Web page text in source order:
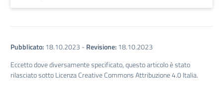
Pubblicato:18.10.2023 -Revisione:18.10.2023
Eccetto dove diversamente specificato, questo articolo è stato
rilasciato sotto Licenza Creative Commons Attribuzione 4.0 Italia.